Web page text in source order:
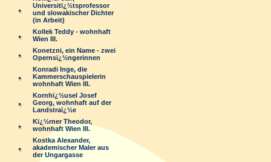
Universitï¿½tsprofessor
und slowakischer Dichter
(in Arbeit)
Kollek Teddy - wohnhaft
Wien III.
Konetzni, ein Name - zwei
Opernsï¿½ngerinnen
Konradi Inge, die
Kammerschauspielerin
wohnhaft Wien III.
Kornhï¿½usel Josef
Georg, wohnhaft auf der
Landstraï¿½e
Kï¿½rner Theodor,
wohnhaft Wien III.
Kostka Alexander,
akademischer Maler aus
der Ungargasse